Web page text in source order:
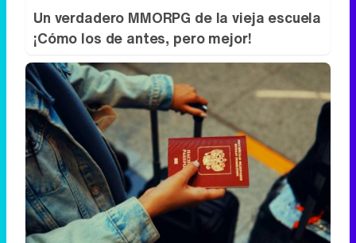
Un verdadero MMORPG de la vieja escuela
¡Cómo los de antes, pero mejor!